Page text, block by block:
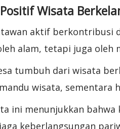
Wisata
aktif berkontribusi
alam, tetapi juga oleh
tumbuh dari wisata
wisata, sementara
ini menunjukkan
keberlangsungan